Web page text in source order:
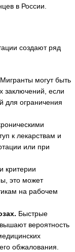
в России.
создают ряд
Мигранты могут быть
заключений, если
для ограничения
к лекарствам и
или при
критерии
это может
на рабочем
Быстрые
вероятность
обжалования.